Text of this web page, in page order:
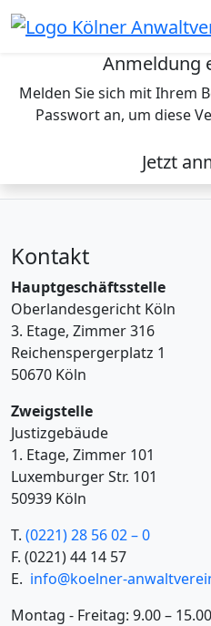
Skip
to
Anmeldung
Melden Sie sich mit Ihrem
Passwort an, um diese
Jetzt
Kontakt
Hauptgeschäftsstelle
Oberlandesgericht Köln
3. Etage, Zimmer 316
Reichenspergerplatz 1
50670 Köln
Zweigstelle
Justizgebäude
1. Etage, Zimmer 101
Luxemburger Str. 101
50939 Köln
T. (0221) 28 56 02 – 0
F. (0221) 44 14 57
E. info@koelner-
Montag - Freitag: 9.00 –